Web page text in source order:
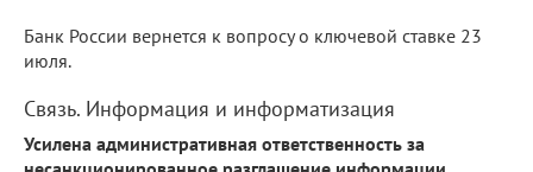
Банк России вернется к вопросу о ключевой ставке 23
июля.
Связь. Информация и информатизация
Усилена административная ответственность за